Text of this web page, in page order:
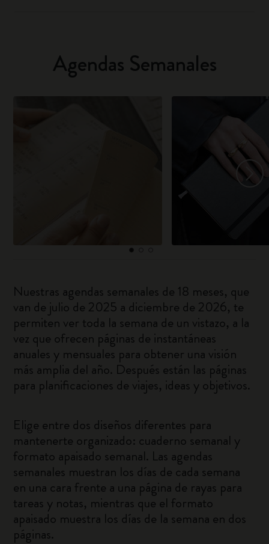
Agendas Semanales
Nuestras agendas semanales de 18 meses, que
van de julio de 2025 a diciembre de 2026, te
permiten ver toda la semana de un vistazo, a la
vez que ofrecen páginas de instantáneas
anuales y mensuales para obtener una visión
más amplia del año. Después están las páginas
para planificaciones de viajes, ideas y objetivos.
Elige entre dos diseños diferentes para
mantenerte organizado: cuaderno semanal y
formato apaisado semanal. Las agendas
semanales muestran los días de cada semana
en una cara frente a una página de rayas para
tareas y notas, mientras que el formato
apaisado muestra los días de la semana en dos
páginas.